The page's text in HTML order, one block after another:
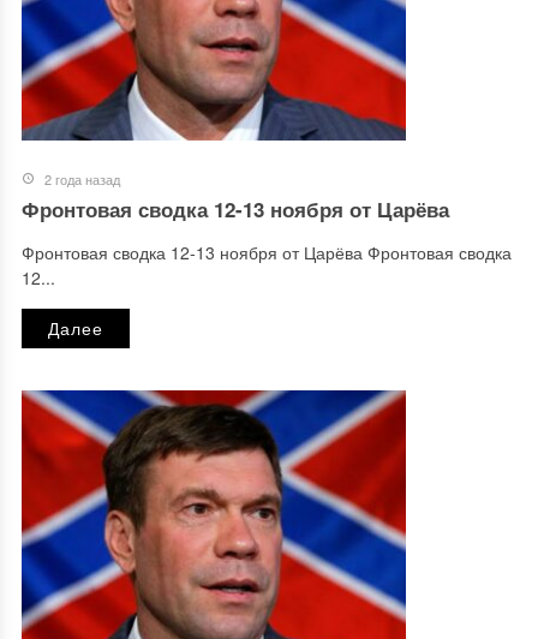
2 года назад
Фронтовая сводка 12-13 ноября от Царёва
Фронтовая сводка 12-13 ноября от Царёва Фронтовая сводка
12...
Далее